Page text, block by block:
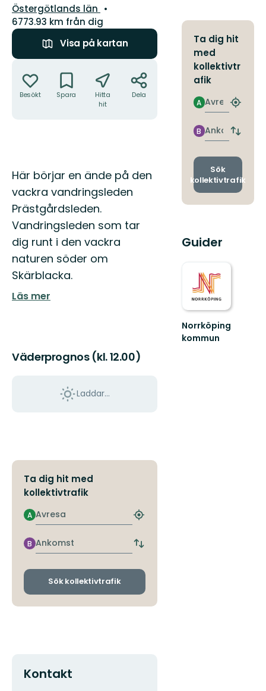
Län:
Östergötlands län
6773.93 km från dig
Visa på kartan
Besökt Spara
Hitta
hit
Dela
Beskrivning
Här börjar en ände på den
vackra vandringsleden
Prästgårdsleden.
Vandringsleden som tar
dig runt i den vackra
naturen söder om
Skärblacka.
Läs mer
Väderprognos (kl. 12.00)
Laddar...
Ta dig hit med
kollektivtrafik
Avresa
A
Hitta
hållplats
Ankomst
B
Byt
och
Sök kollektivtrafik
Kontakt
Ta dig hit
med
kollektivtr
afik
Avresa
A
Hitta
Ankomst
B
Byt
och
Sök
kollektivtrafik
Guider
Norrköping
kommun